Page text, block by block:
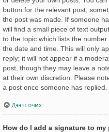
button for the relevant post,
the post was made. If someone
will find a small piece of text
to the topic which lists the
the date and time. This will only
reply; it will not appear if a
post, though they may leave a
at their own discretion. Please
a post once someone has replied.
Дээш очих
How do I add a signature to my